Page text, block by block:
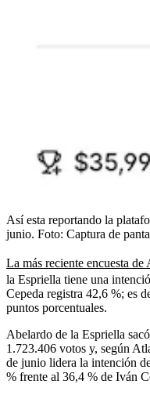
Así esta reportando la
junio. Foto: Captura de
La más reciente encuesta de
la Espriella tiene una
Cepeda registra 42,6 %; es
puntos porcentuales.
Abelardo de la Espriella
1.723.406 votos y, según
de junio lidera la intención
% frente al 36,4 % de Iván